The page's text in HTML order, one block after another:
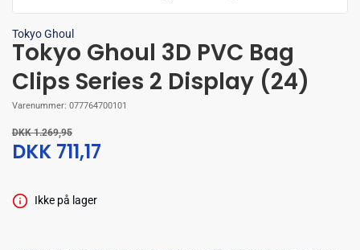
Tokyo Ghoul
Tokyo Ghoul 3D PVC Bag
Clips Series 2 Display (24)
Varenummer: 077764700101
DKK 1.269,95
DKK 711,17
Ikke på lager